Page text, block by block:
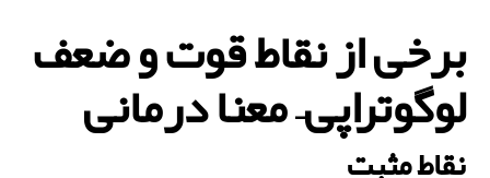
برخی از نقاط قوت و ضعف
لوگوتراپی– معنا درمانی
نقاط مثبت